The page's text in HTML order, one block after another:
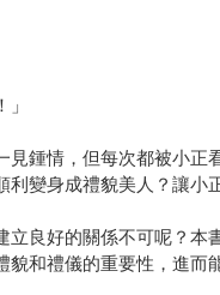
鍾情，但每次都被小
變身成禮貌美人？讓小
良好的關係不可呢？
和禮儀的重要性，進